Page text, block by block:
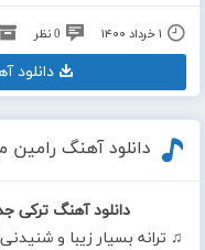
۱ خرداد ۱۴۰۰ 0 نظر
دانلود
دانلود آهنگ رامین
دانلود آهنگ ترکی
♫ ترانه بسیار زیبا و